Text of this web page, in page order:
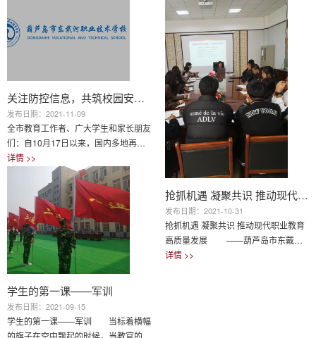
技术学校疫情防控工作会议，校长贺艳
红主持会议并讲话，全体教职工参加了
会议。会议上，贺校长从不同角度对疫
位，充分认识此次疫情防控的严峻形
势。此次疫情来得快、势头猛、危害
大，防控形势十分严峻复杂。各部门要
高度重视，认真贯彻落实党中央...
日下午，葫芦岛市东戴河职业技术学校
召开校园安全工作会议，会议由李副校
长主持，全体中层干部参加了本次会
议。会上，李副校长根据国际国内形势
和疫情防控现状对我校学生安全、食品
卫生安全、消防安全等做了讲话，提出
了...
关注防控信息，共筑校园安全屏障（转葫芦岛市教育局关于疫情防控通知）
发布日期：2021-11-09
全市教育工作者、广大学生和家长朋友
们：自10月17日以来，国内多地再次
出现新冠疫情，我省庄河市也出现确诊
病例，疫情形势严峻复杂。学校是疫情
防控的重点场所，家长因工作、生活等
原因，流动大，接触群体广，客观增加
了学校疫情防控难度和压力。为更好的
落实校园疫情防控，确保广大师生及家
长的身体健康和生命安全，现就加强新
冠肺炎疫情防控提示如下：一、关注权
威信息，共筑校园安全屏障1.关注新冠
肺炎疫情官方通报和权威...
详情 >>
抢抓机遇 凝聚共识 推动现代职业教育高质量发展
发布日期：2021-10-31
抢抓机遇 凝聚共识 推动现代职业教育
高质量发展 ——葫芦岛市东戴河
职业技术学校召开教职工会议为了进一
详情 >>
学生的第一课——军训
发布日期：2021-09-15
学生的第一课——军训 当标着横幅
的旗子在空中飘起的时候，当教官的哨